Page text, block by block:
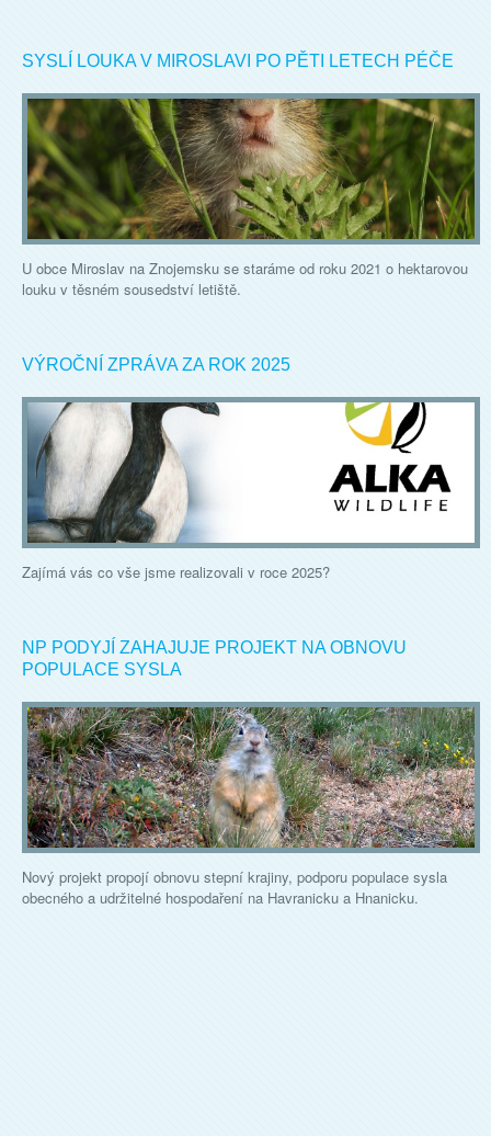
SYSLÍ LOUKA V MIROSLAVI PO PĚTI LETECH PÉČE
U obce Miroslav na Znojemsku se staráme od roku 2021 o hektarovou
louku v těsném sousedství letiště.
VÝROČNÍ ZPRÁVA ZA ROK 2025
Zajímá vás co vše jsme realizovali v roce 2025?
NP PODYJÍ ZAHAJUJE PROJEKT NA OBNOVU
POPULACE SYSLA
Nový projekt propojí obnovu stepní krajiny, podporu populace sysla
obecného a udržitelné hospodaření na Havranicku a Hnanicku.